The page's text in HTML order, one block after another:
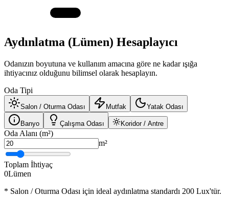
Aydınlatma (Lümen) Hesaplayıcı
Odanızın boyutuna ve kullanım amacına göre ne kadar ışığa
ihtiyacınız olduğunu bilimsel olarak hesaplayın.
Oda Tipi
Salon / Oturma Odası Mutfak Yatak Odası
Banyo Çalışma Odası Koridor / Antre
Oda Alanı (m²)
m²
Toplam İhtiyaç
0Lümen
* Salon / Oturma Odası için ideal aydınlatma standardı 200 Lux'tür.